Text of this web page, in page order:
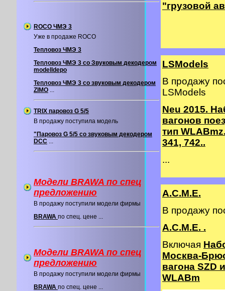
ROCO ЧМЭ 3
Уже в продаже ROCO
Тепловоз ЧМЭ 3
Тепловоз ЧМЭ 3 со Звуковым декодером
modelldepo
Тепловоз ЧМЭ 3 со звуковым декодером
ZIMO ...
TRIX паровоз G 5/5
В продажу поступила модель
"Паровоз G 5/5 со звуковым декодером
DCC ...
Модели BRAWA по спец
предложению
В продажу поступили модели фирмы
BRAWA по спец. цене ...
Модели BRAWA по спец
предложению
В продажу поступили модели фирмы
BRAWA по спец. цене ...
"грузовой
LSModels
В продажу
LSModels
Neu 2015.
вагонов
тип
341, 742..
...
A.C.M.E.
В продажу
A.C.M.E. .
Включая
Москва-
вагона SZD
WLABm